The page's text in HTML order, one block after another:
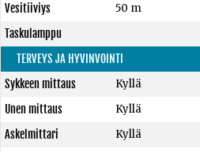
Vesitiiviys 50 m
Taskulamppu
TERVEYS JA HYVINVOINTI
Sykkeen mittaus
Kyllä
Unen mittaus
Kyllä
Askelmittari
Kyllä